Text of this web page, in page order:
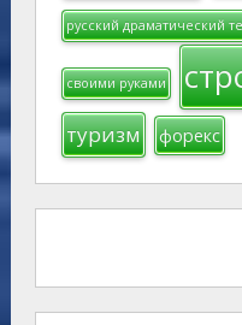
русский драматический
своими руками
туризм форекс